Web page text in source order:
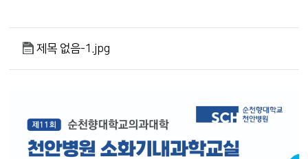
제목 없음-1.jpg